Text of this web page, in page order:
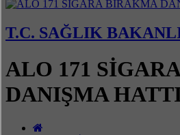
T.C. SAĞLIK
ALO 171
DANIŞMA